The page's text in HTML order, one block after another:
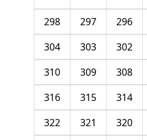
296
297
298
302
303
304
308
309
310
314
315
316
320
321
322